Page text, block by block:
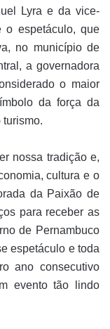
Lyra e da vice-
o espetáculo, que
no município de
a governadora
o maior
da força da
nossa tradição e,
cultura e o
da Paixão de
para receber as
de Pernambuco
espetáculo e toda
ano consecutivo
evento tão lindo